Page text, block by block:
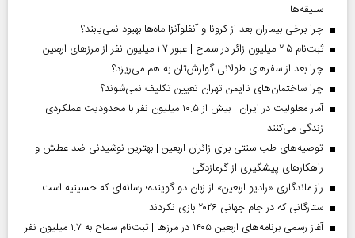
سلیقه‌ها
چرا برخی بیماران بعد از کرونا و آنفلوآنزا ماه‌ها بهبود نمی‌یابند؟
ثبت‌نام ۲.۵ میلیون زائر در سماح | عبور ۱.۷ میلیون نفر از مرز‌های اربعین
چرا بعد از سفرهای طولانی گوارش‌تان به هم می‌ریزد؟
چرا ساختمان‌های ناایمن تهران تعیین تکلیف نمی‌شوند؟
آمار معلولیت در ایران | بیش از ۱۰.۵ میلیون نفر با محدودیت عملکردی
زندگی می‌کنند
توصیه‌های طب سنتی برای زائران اربعین | بهترین نوشیدنی ضد عطش و
راهکارهای پیشگیری از گرمازدگی
راز ماندگاری «رادیو اربعین» از زبان دو گوینده؛ رسانه‌ای که حسینیه است
ستارگانی که در جام جهانی ۲۰۲۶ بازی نکردند
آغاز رسمی برنامه‌های اربعین ۱۴۰۵ در مرز‌ها | ثبت‌نام سماح به ۱.۷ میلیون نفر